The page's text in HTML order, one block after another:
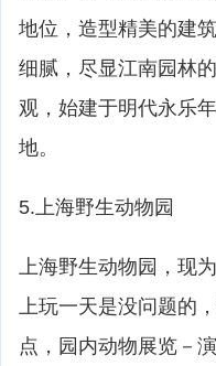
地位，造型精美的建
细腻，尽显江南园林
观，始建于明代永乐
地。
5.上海野生动物园
上海野生动物园，现
上玩一天是没问题的
点，园内动物展览－